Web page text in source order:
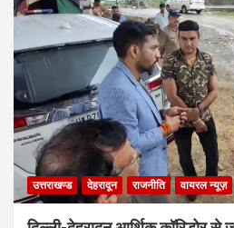
उत्तराखण्ड देहरादून राजनीति वायरल न्यूज़